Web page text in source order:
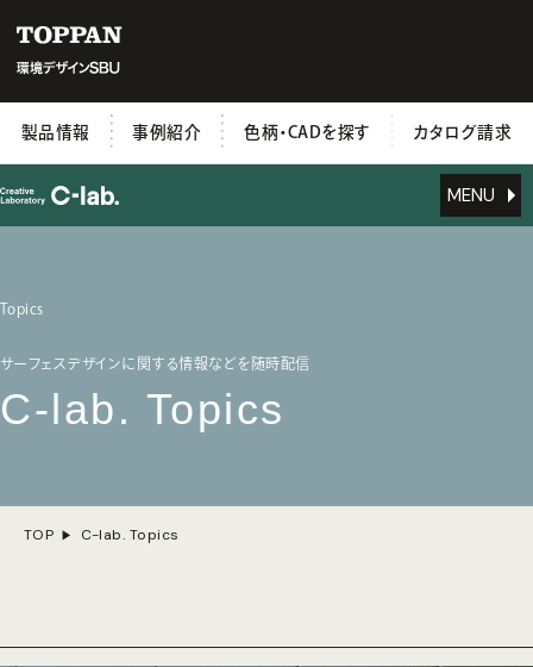
製品情報 事例紹介 色柄・CADを探す カタログ請求
MENU
Topics
サーフェスデザインに関する情報などを随時配信
C-lab. Topics
TOP C-lab. Topics